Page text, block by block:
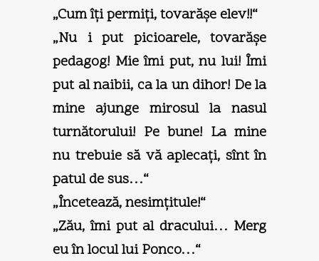
„Cum îţi permiţi, tovarăşe elev!!“
„Nu i put picioarele, tovarăşe
pedagog! Mie îmi put, nu lui! Îmi
put al naibii, ca la un dihor! De la
mine ajunge mirosul la nasul
turnătorului! Pe bune! La mine
nu trebuie să vă aplecaţi, sînt în
patul de sus…“
„Încetează, nesimţitule!“
„Zău, îmi put al dracului… Merg
eu în locul lui Ponco…“